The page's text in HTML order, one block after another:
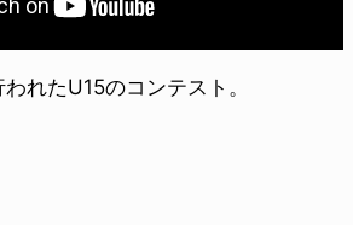
れたU15のコンテスト。